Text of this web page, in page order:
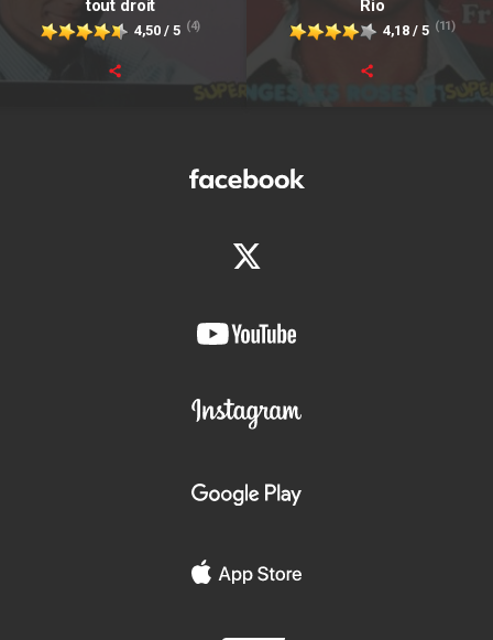
tout droit
4,50 / 5 (4)
Rio
4,18 / 5 (11)